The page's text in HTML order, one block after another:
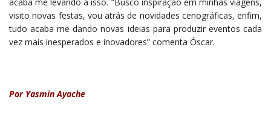
acaba me levando a isso. “Busco inspiração em minhas viagens,
visito novas festas, vou atrás de novidades cenográficas, enfim,
tudo acaba me dando novas ideias para produzir eventos cada
vez mais inesperados e inovadores” comenta Óscar.
Por Yasmin Ayache